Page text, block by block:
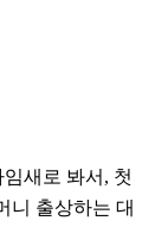
새로 봐서, 첫
니 출상하는 대